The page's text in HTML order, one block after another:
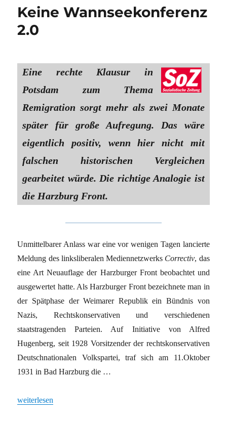
Keine Wannseekonferenz
2.0
Eine rechte Klausur in
Potsdam zum Thema
Remigration sorgt mehr als zwei Monate
später für große Aufregung. Das wäre
eigentlich positiv, wenn hier nicht mit
falschen historischen Vergleichen
gearbeitet würde. Die richtige Analogie ist
die Harzburg Front.
Unmittelbarer Anlass war eine vor wenigen Tagen lancierte
Meldung des linksliberalen Mediennetzwerks Correctiv, das
eine Art Neuauflage der Harzburger Front beobachtet und
ausgewertet hatte. Als Harzburger Front bezeichnete man in
der Spätphase der Weimarer Republik ein Bündnis von
Nazis, Rechtskonservativen und verschiedenen
staatstragenden Parteien. Auf Initiative von Alfred
Hugenberg, seit 1928 Vorsitzender der rechtskonservativen
Deutschnationalen Volkspartei, traf sich am 11.Oktober
1931 in Bad Harzburg die …
„Keine Wannseekonferenz 2.0“
weiterlesen